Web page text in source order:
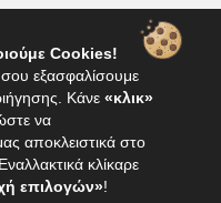
Cookies!
εξασφαλίσουμε
Κάνε «κλικ»
να
αποκλειστικά στο
κλίκαρε
επιλογών»!